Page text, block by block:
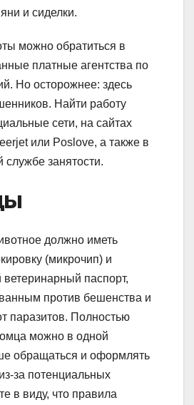
и сиделки.
можно обратиться в
платные агентства по
Но осторожнее: здесь
Найти работу
сети, на сайтах
или Poslove, а также в
службе занятости.
должно иметь
(микрочип) и
паспорт,
против бешенства и
паразитов. Полностью
можно в одной
обращаться и оформлять
за потенциальных
в виду, что правила